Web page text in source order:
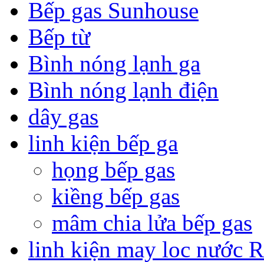
Bếp gas Sunhouse
Bếp từ
Bình nóng lạnh ga
Bình nóng lạnh điện
dây gas
linh kiện bếp ga
họng bếp gas
kiềng bếp gas
mâm chia lửa bếp gas
linh kiện may loc nước